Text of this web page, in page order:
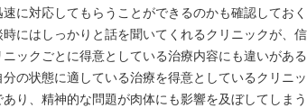
に対応してもらうことができるのかも確認してお
にはしっかりと話を聞いてくれるクリニックが、
ックごとに得意としている治療内容にも違いがあ
の状態に適している治療を得意としているクリニ
り、精神的な問題が肉体にも影響を及ぼしてしま